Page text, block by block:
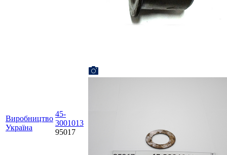
Виробництво
Україна
45-
3001013
95017